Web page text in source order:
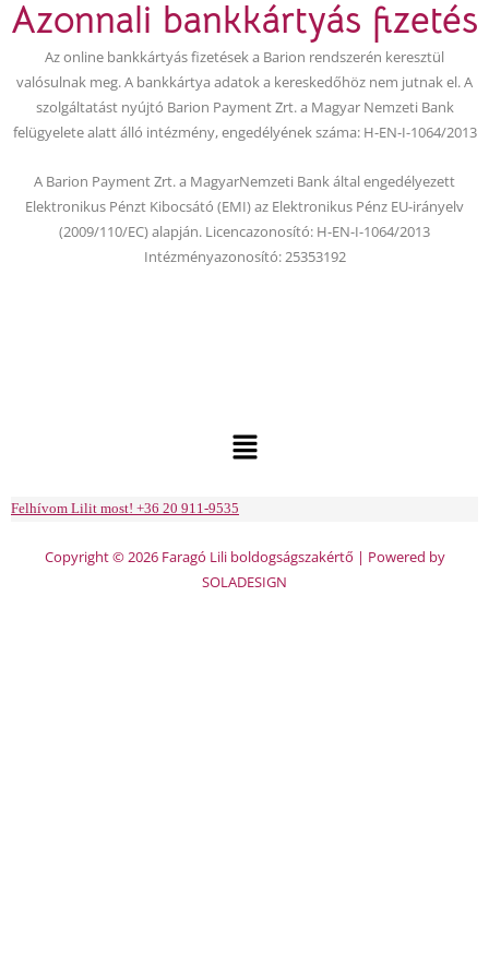
e
b
o
o
k
t
u
b
e
Azonnali bankkártyás fizetés
Az online bankkártyás fizetések a Barion rendszerén keresztül
valósulnak meg. A bankkártya adatok a kereskedőhöz nem jutnak el. A
szolgáltatást nyújtó Barion Payment Zrt. a Magyar Nemzeti Bank
felügyelete alatt álló intézmény, engedélyének száma: H-EN-I-1064/2013
A Barion Payment Zrt. a MagyarNemzeti Bank által engedélyezett
Elektronikus Pénzt Kibocsátó (EMI) az Elektronikus Pénz EU-irányelv
(2009/110/EC) alapján. Licencazonosító: H-EN-I-1064/2013
Intézményazonosító: 25353192
Menu
Felhívom Lilit most! +36 20 911-9535
Copyright © 2026 Faragó Lili boldogságszakértő | Powered by
SOLADESIGN